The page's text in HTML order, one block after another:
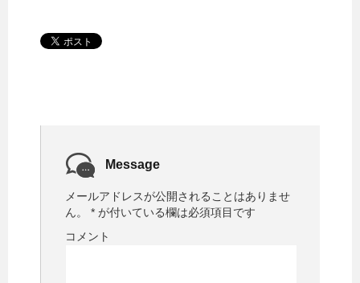
Message
メールアドレスが公開されることはありませ
ん。
* が付いている欄は必須項目です
コメント